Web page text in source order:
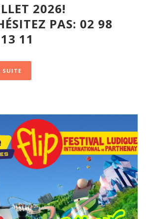
2026!
PAS: 02 98
11
SUITE